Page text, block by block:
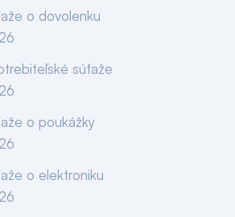
o dovolenku
súťaže
o poukážky
o elektroniku